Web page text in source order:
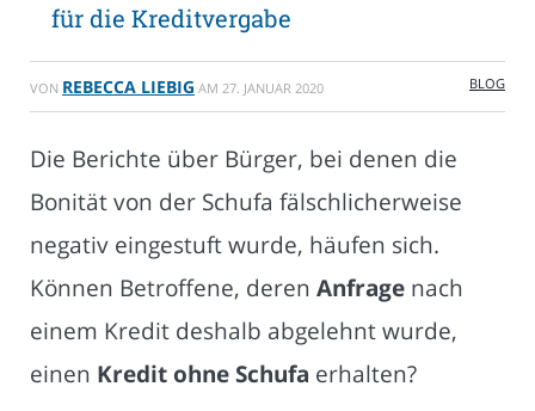
für die Kreditvergabe
VON REBECCA LIEBIG AM 27. JANUAR 2020 BLOG
Die Berichte über Bürger, bei denen die
Bonität von der Schufa fälschlicherweise
negativ eingestuft wurde, häufen sich.
Können Betroffene, deren Anfrage nach
einem Kredit deshalb abgelehnt wurde,
einen Kredit ohne Schufa erhalten?